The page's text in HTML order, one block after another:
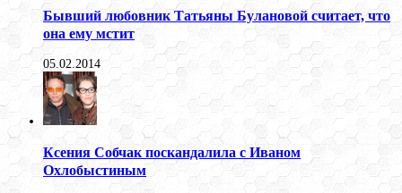
Бывший любовник Татьяны Булановой считает, что
она ему мстит
05.02.2014
Ксения Собчак поскандалила с Иваном
Охлобыстиным